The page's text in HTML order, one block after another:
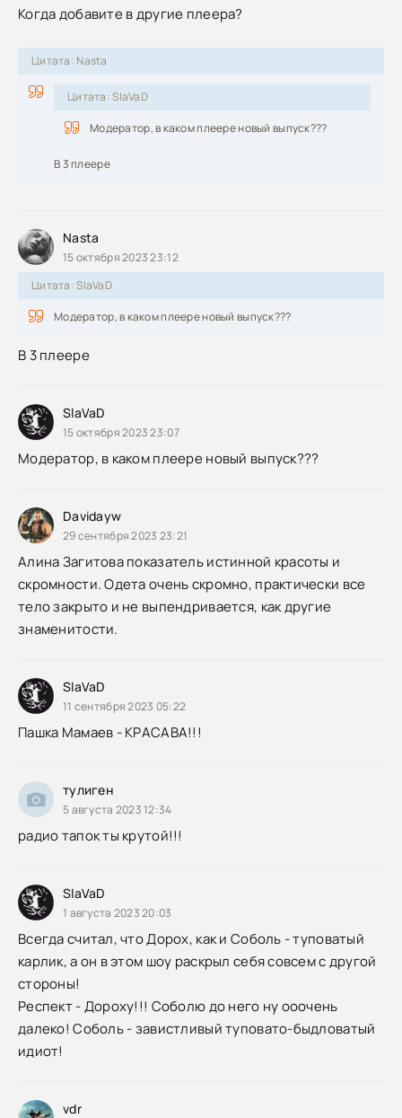
Когда добавите в другие плеера?
Цитата: Nasta
Цитата: SlaVaD
Модератор, в каком плеере новый выпуск???
В 3 плеере
Nasta
15 октября 2023 23:12
Цитата: SlaVaD
Модератор, в каком плеере новый выпуск???
В 3 плеере
SlaVaD
15 октября 2023 23:07
Модератор, в каком плеере новый выпуск???
Davidayw
29 сентября 2023 23:21
Алина Загитова показатель истинной красоты и
скромности. Одета очень скромно, практически все
тело закрыто и не выпендривается, как другие
знаменитости.
SlaVaD
11 сентября 2023 05:22
Пашка Мамаев - КРАСАВА!!!
тулиген
5 августа 2023 12:34
радио тапок ты крутой!!!
SlaVaD
1 августа 2023 20:03
Всегда считал, что Дорох, как и Соболь - туповатый
карлик, а он в этом шоу раскрыл себя совсем с другой
стороны!
Респект - Дороху!!! Соболю до него ну ооочень
далеко! Соболь - завистливый туповато-быдловатый
идиот!
vdr